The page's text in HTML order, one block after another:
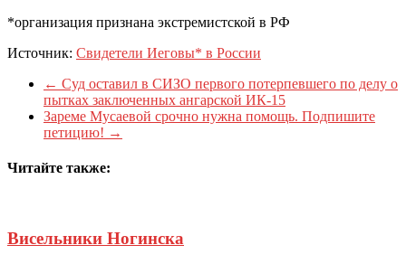
*организация признана экстремистской в РФ
Источник: Свидетели Иеговы* в России
← Суд оставил в СИЗО первого потерпевшего по делу о
пытках заключенных ангарской ИК-15
Зареме Мусаевой срочно нужна помощь. Подпишите
петицию! →
Читайте также:
Висельники Ногинска